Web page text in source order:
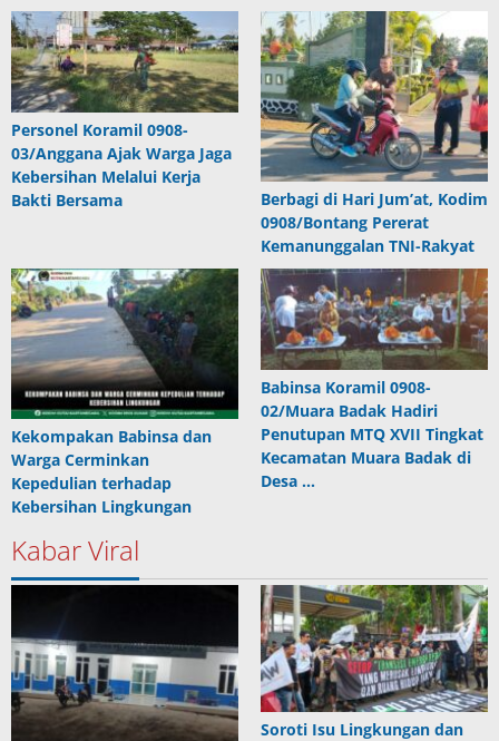
Personel Koramil 0908-
03/Anggana Ajak Warga Jaga
Kebersihan Melalui Kerja
Bakti Bersama
Berbagi di Hari Jum’at, Kodim
0908/Bontang Pererat
Kemanunggalan TNI-Rakyat
Kekompakan Babinsa dan
Warga Cerminkan
Kepedulian terhadap
Kebersihan Lingkungan
Babinsa Koramil 0908-
02/Muara Badak Hadiri
Penutupan MTQ XVII Tingkat
Kecamatan Muara Badak di
Desa …
Kabar Viral
Soroti Isu Lingkungan dan